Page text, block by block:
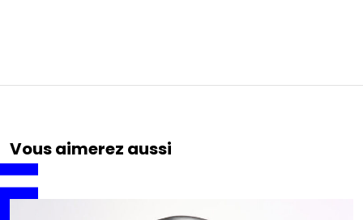
Vous aimerez aussi